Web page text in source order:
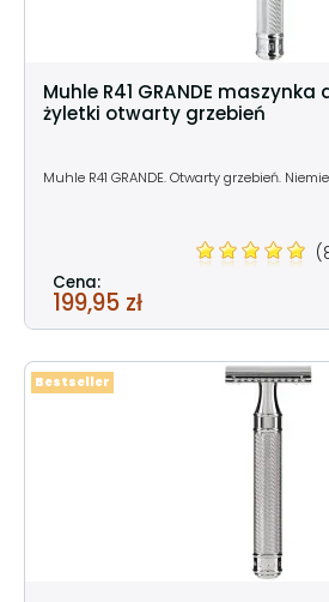
Muhle R41 GRANDE
żyletki otwarty grzebień
Muhle R41 GRANDE. Otwarty grzebień.
Cena:
199,95 zł
Bestseller